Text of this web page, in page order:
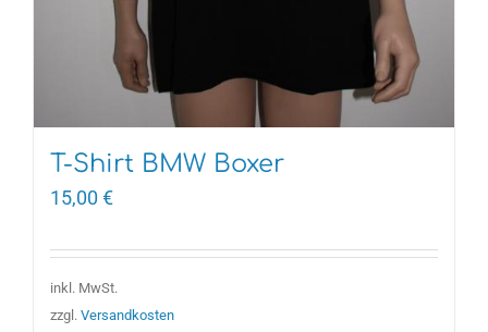
T-Shirt BMW Boxer
15,00 €
Dieses
inkl. MwSt.
zzgl. Versandkosten